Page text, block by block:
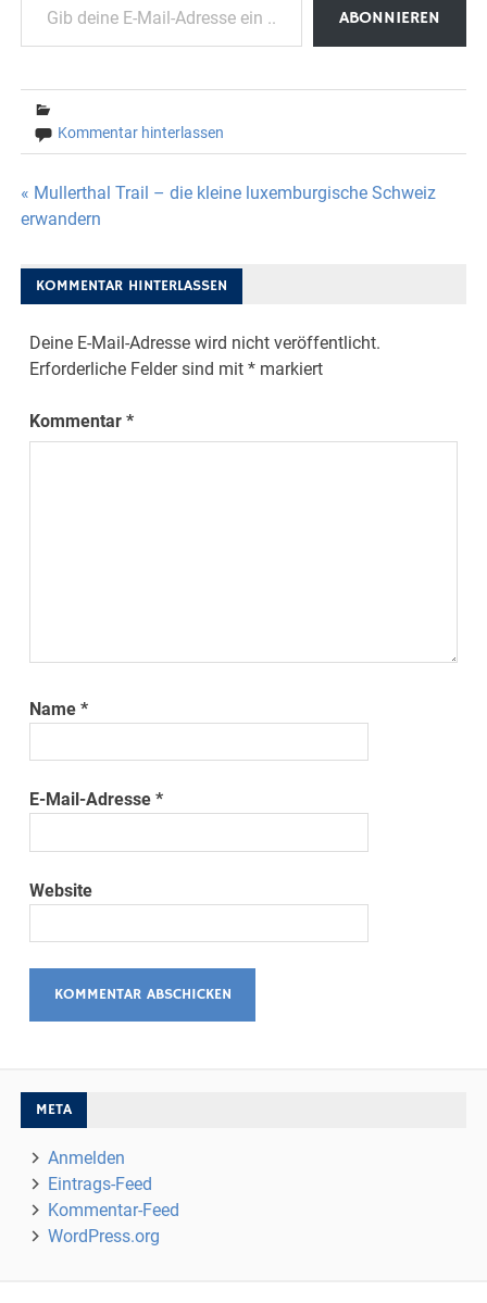
ABONNIEREN
Kommentar hinterlassen
Beitragsnavigation
« Mullerthal Trail – die kleine luxemburgische Schweiz
erwandern
KOMMENTAR HINTERLASSEN
Deine E-Mail-Adresse wird nicht veröffentlicht.
Erforderliche Felder sind mit* markiert
Kommentar*
Name*
E-Mail-Adresse*
Website
META
Anmelden
Eintrags-Feed
Kommentar-Feed
WordPress.org